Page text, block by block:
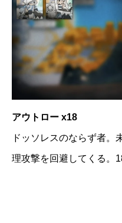
アウトロー x18
ドッソレスのならず者。
理攻撃を回避してくる。